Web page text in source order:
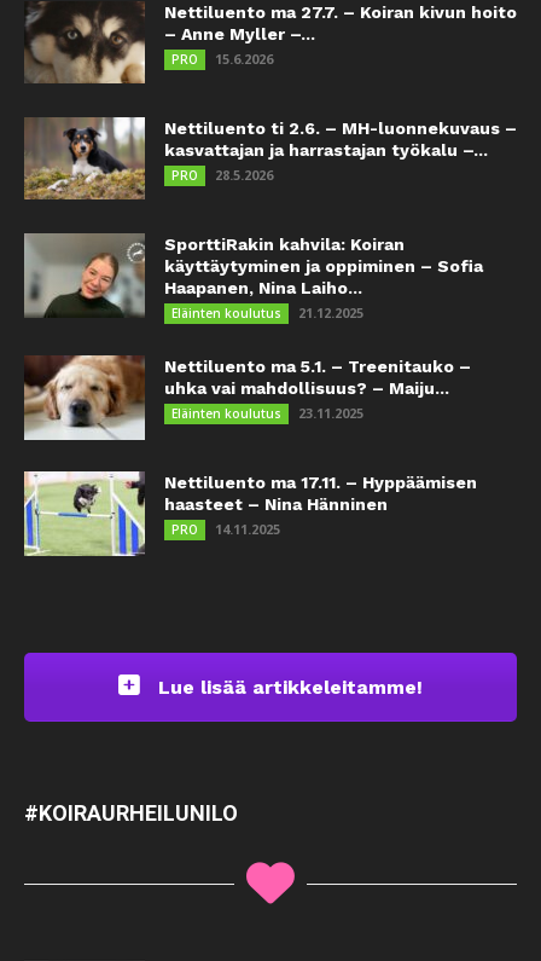
Nettiluento ma 27.7. – Koiran kivun hoito
– Anne Myller –...
PRO 15.6.2026
Nettiluento ti 2.6. – MH-luonnekuvaus –
kasvattajan ja harrastajan työkalu –...
PRO 28.5.2026
SporttiRakin kahvila: Koiran
käyttäytyminen ja oppiminen – Sofia
Haapanen, Nina Laiho...
Eläinten koulutus 21.12.2025
Nettiluento ma 5.1. – Treenitauko –
uhka vai mahdollisuus? – Maiju...
Eläinten koulutus 23.11.2025
Nettiluento ma 17.11. – Hyppäämisen
haasteet – Nina Hänninen
PRO 14.11.2025
Lue lisää artikkeleitamme!
#KOIRAURHEILUNILO